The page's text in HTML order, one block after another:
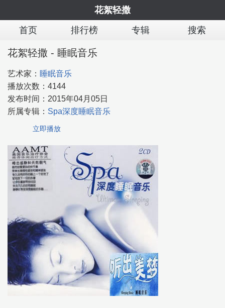
花絮轻撒
首页
排行榜 专辑 搜索
花絮轻撒 - 睡眠音乐
艺术家： 睡眠音乐
播放次数： 4144
发布时间： 2015年04月05日
所属专辑： Spa深度睡眠音乐
立即播放